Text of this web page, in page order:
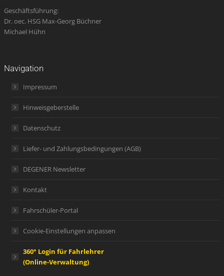
Geschäftsführung:
Dr. oec. HSG Max-Georg Büchner
Michael Hühn
Navigation
Impressum
Hinweisgeberstelle
Datenschutz
Liefer- und Zahlungsbedingungen (AGB)
DEGENER Newsletter
Kontakt
Fahrschüler-Portal
Cookie-Einstellungen anpassen
360° Login für Fahrlehrer
(Online-Verwaltung)